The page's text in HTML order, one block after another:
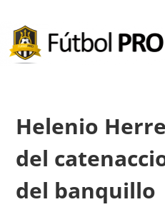
Helenio
del
del banquillo